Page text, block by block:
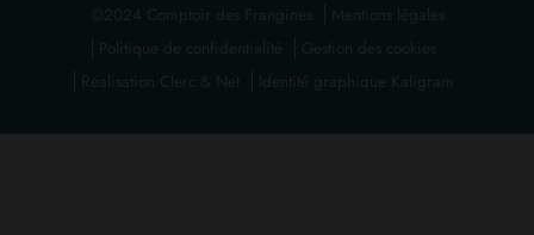
©2024 Comptoir des Frangines
Mentions légales
Politique de confidentialité
Gestion des cookies
Réalisation Clerc & Net
Identité graphique Kaligram